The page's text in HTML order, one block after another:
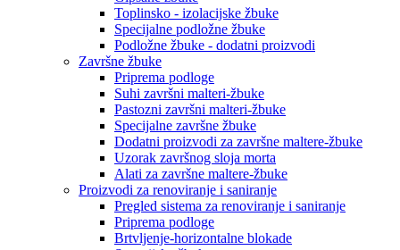
Toplinsko - izolacijske žbuke
Specijalne podložne žbuke
Podložne žbuke - dodatni proizvodi
Završne žbuke
Priprema podloge
Suhi završni malteri-žbuke
Pastozni završni malteri-žbuke
Specijalne završne žbuke
Dodatni proizvodi za završne maltere-žbuke
Uzorak završnog sloja morta
Alati za završne maltere-žbuke
Proizvodi za renoviranje i saniranje
Pregled sistema za renoviranje i saniranje
Priprema podloge
Brtvljenje-horizontalne blokade